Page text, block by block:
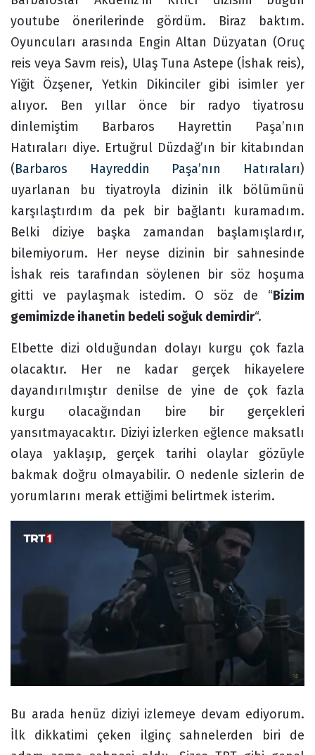
youtube önerilerinde gördüm. Biraz baktım.
Oyuncuları arasında Engin Altan Düzyatan (Oruç
reis veya Savm reis), Ulaş Tuna Astepe (İshak reis),
Yiğit Özşener, Yetkin Dikinciler gibi isimler yer
alıyor. Ben yıllar önce bir radyo tiyatrosu
dinlemiştim Barbaros Hayrettin Paşa’nın
Hatıraları diye. Ertuğrul Düzdağ’ın bir kitabından
(Barbaros Hayreddin Paşa’nın Hatıraları)
uyarlanan bu tiyatroyla dizinin ilk bölümünü
karşılaştırdım da pek bir bağlantı kuramadım.
Belki diziye başka zamandan başlamışlardır,
bilemiyorum. Her neyse dizinin bir sahnesinde
İshak reis tarafından söylenen bir söz hoşuma
gitti ve paylaşmak istedim. O söz de “Bizim
gemimizde ihanetin bedeli soğuk demirdir“.
Elbette dizi olduğundan dolayı kurgu çok fazla
olacaktır. Her ne kadar gerçek hikayelere
dayandırılmıştır denilse de yine de çok fazla
kurgu olacağından bire bir gerçekleri
yansıtmayacaktır. Diziyi izlerken eğlence maksatlı
olaya yaklaşıp, gerçek tarihi olaylar gözüyle
bakmak doğru olmayabilir. O nedenle sizlerin de
yorumlarını merak ettiğimi belirtmek isterim.
Bu arada henüz diziyi izlemeye devam ediyorum.
İlk dikkatimi çeken ilginç sahnelerden biri de